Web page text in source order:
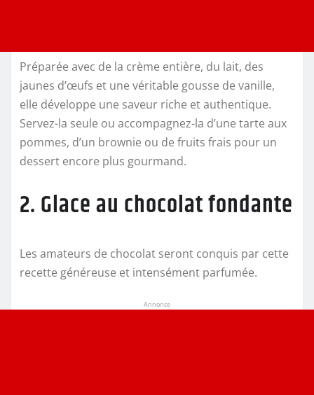
Préparée avec de la crème entière, du lait, des
jaunes d’œufs et une véritable gousse de vanille,
elle développe une saveur riche et authentique.
Servez-la seule ou accompagnez-la d’une tarte aux
pommes, d’un brownie ou de fruits frais pour un
dessert encore plus gourmand.
2. Glace au chocolat fondante
Les amateurs de chocolat seront conquis par cette
recette généreuse et intensément parfumée.
Annonce